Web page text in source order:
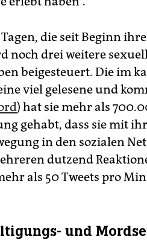
die seit Beginn
noch drei weitere
beigesteuert. Die im
viel gelesene und
) hat sie mehr als
gehabt, dass sie mit
in den sozialen
dutzend
als 50 Tweets pro
und